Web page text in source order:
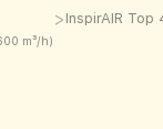
m³/h)
> InspirAIR Top